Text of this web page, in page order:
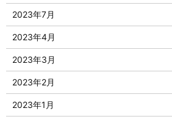
2023年7月
2023年4月
2023年3月
2023年2月
2023年1月